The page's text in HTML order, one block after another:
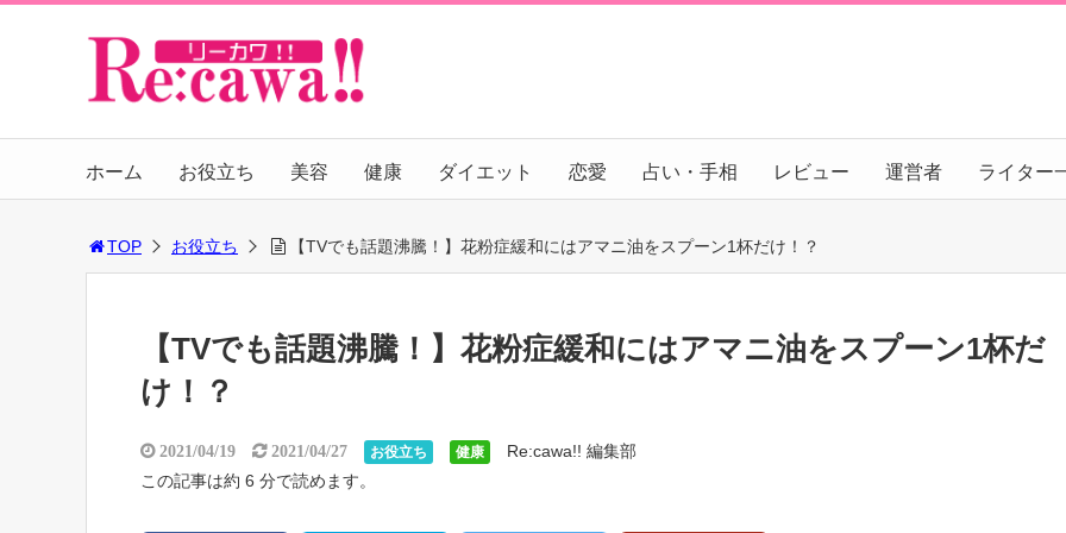
ホーム お役立ち 美容 健康 ダイエット 恋愛 占い・手相 レビュー 運営者 ライター
TOP お役立ち 【TVでも話題沸騰！】花粉症緩和にはアマニ油をスプーン1杯だけ！？
【TVでも話題沸騰！】花粉症緩和にはアマニ油をスプーン1杯だ
け！？
2021/04/19 2021/04/27 お役立ち 健康
Re:cawa!! 編集部
この記事は約 6 分で読めます。